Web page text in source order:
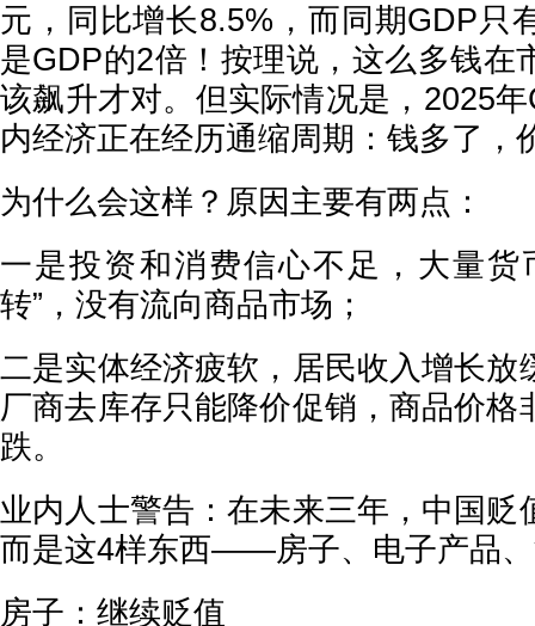
元，同比增长8.5%，而同期GDP只
是GDP的2倍！按理说，这么多钱在
该飙升才对。但实际情况是，2025
内经济正在经历通缩周期：钱多了，
为什么会这样？原因主要有两点：
一是投资和消费信心不足，大量货
转”，没有流向商品市场；
二是实体经济疲软，居民收入增长放
厂商去库存只能降价促销，商品价格
跌。
业内人士警告：在未来三年，中国贬
而是这4样东西——房子、电子产品
房子：继续贬值